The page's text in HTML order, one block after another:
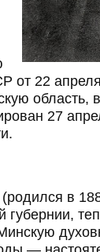
22
область,
27
(родился в